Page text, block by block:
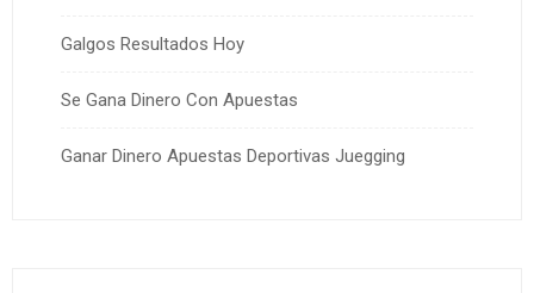
Galgos Resultados Hoy
Se Gana Dinero Con Apuestas
Ganar Dinero Apuestas Deportivas Juegging